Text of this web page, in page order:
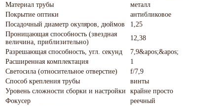
Материал трубы
металл
Покрытие оптики
антибликовое
Посадочный диаметр окуляров, дюймов
1,25
Проницающая способность (звездная
величина, приблизительно)
12,38
Разрешающая способность, угл. секунд
7,9&apos;&apos;
Расширенная комплектация
1
Светосила (относительное отверстие)
f/7,9
Способ крепления трубы
винты
Уровень сложности сборки и настройки
крайне просто
Фокусер
реечный